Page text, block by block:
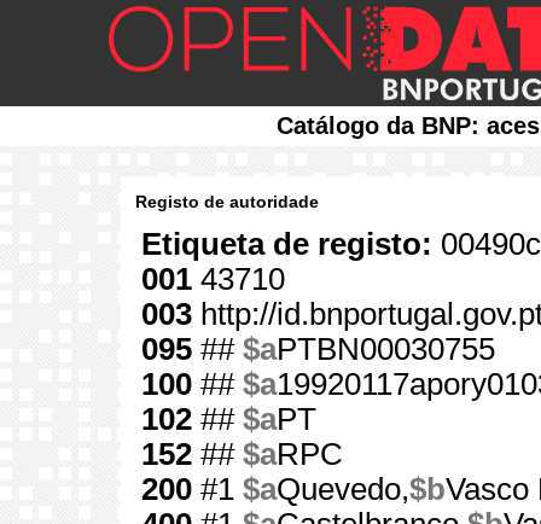
Catálogo da BNP:
Registo de autoridade
Etiqueta de registo:
001 43710
003 http://
095 ## $aPTBN00030755
100 ## $a
102 ## $aPT
152 ## $aRPC
200 #1 $aQuevedo,$bVasco